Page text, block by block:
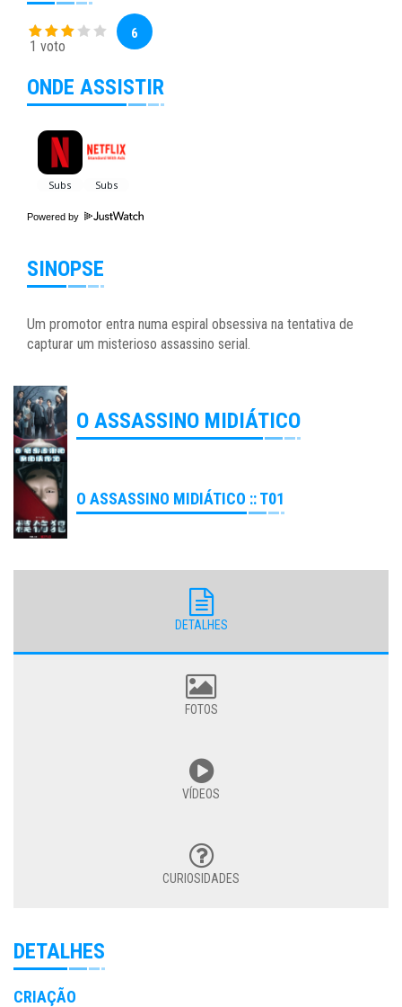
1 voto
6
ONDE ASSISTIR
Powered by
SINOPSE
Um promotor entra numa espiral obsessiva na tentativa de
capturar um misterioso assassino serial.
O ASSASSINO MIDIÁTICO
O ASSASSINO MIDIÁTICO :: T01
DETALHES
FOTOS
VÍDEOS
CURIOSIDADES
DETALHES
CRIAÇÃO